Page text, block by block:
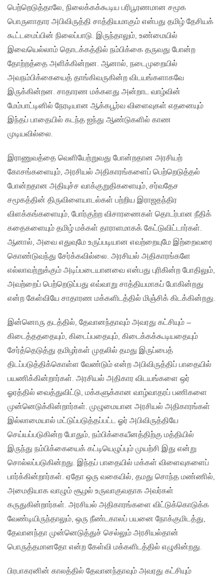
பெற்றெடுத்தாலே, நிலைக்கக்கூடிய பரிபூரணமான சமூக
பொருளாதார அபிவிருத்தி சாத்தியமாகும் என்பது தமிழ் தேசியக்
கூட்டமைப்பின் நிலைப்பாடு. இருந்தாலும், உண்மையில்
இவையெல்லாம் தொடக்கத்தில் நம்பிக்கை தருவது போன்ற
தோற்றத்தை அளிக்கின்றன. ஆனால், நடைமுறையில்
அவநம்பிக்கையைத் தாங்கிவருகின்ற விடயங்களாகவே
இருக்கின்றன. சாதாரண மக்களது அன்றாட வாழ்வின்
மேம்பாட்டினில் நேரடியான ஆக்கபூர்வ விளைவுகள் எதனையும்
இந்தப் பாதையில் கடந்த ஐந்து ஆண்டுகளில் காண
முடியவில்லை.
இராணுவத்தை வெளியேற்றுவது போன்றதான அரசியற்
கோசங்களையும், அரசியல் அதிகாரங்களைப் பெற்றெடுத்தல்
போன்றதான அதியுச்ச வாக்குறுதிகளையும், சர்வதேச
சமூகத்தின் திருவிளையாடல்கள் பற்றிய இராஜதந்திர
விளக்கங்களையும், போர்குற்ற விசாரணைகள் தொடர்பான நீதிக்
கதைகளையும் தமிழ் மக்கள் தாராளமாகக் கேட்டுவிட்டார்கள்.
ஆனால், அவை எதுவுமே உருப்படியான எவற்றையுமே இற்றைவரை
கொண்டுவந்து சேர்க்கவில்லை. அரசியல் அதிகாரங்களே
எல்லாவற்றுக்கும் அடிப்படையானவை என்பது புரிகின்ற போதிலும்,
அவற்றைப் பெற்றெடுப்பது எவ்வாறு சாத்தியமாகப் போகின்றது
என்ற கேள்வியே சாதாரண மக்களிடத்தில் மிஞ்சிக் கிடக்கின்றது.
இன்னொரு தடத்தில், தேவானந்தாவும் அவரது கட்சியும் –
கிடைத்தததையும், கிடைப்பதையும், கிடைக்கக்கூடியதையும்
சேர்த்தெடுத்து தமிழர்கள் முதலில் தமது இருப்பைத்
திடப்படுத்திக்கொள்ள வேண்டும் என்ற அபிவிருத்திப் பாதையில்
பயணிக்கின்றார்கள். அரசியல் அதிகார விடயங்களை ஒர்
ஓரத்தில் வைத்துவிட்டு, மக்களுக்கான வாழ்வாதரப் பணிகளை
முன்னெடுக்கின்றார்கள். முழுமையான அரசியல் அதிகாரங்கள்
இல்லாமையால் மட்டுப்படுத்தப்பட்ட ஓர் அபிவிருத்தியே
செய்யப்படுகின்ற போதும், நம்பிக்கையீனத்திற்கு மத்தியில்
இருந்து நம்பிக்கையைக் கட்டியெழுப்பும் முயற்சி இது என்று
சொல்லப்படுகின்றது. இந்தப் பாதையில் மக்கள் விளைவுகளைப்
பார்க்கின்றார்கள். ஏதோ ஒரு வகையில், தமது சொந்த மண்ணில்,
அமைதியாக வாழும் சூழல் உருவாகுவதாக அவர்கள்
கருதுகின்றார்கள். அரசியல் அதிகாரங்களை விட்டுக்கொடுக்க
வேண்டியிருந்தாலும், ஒரு நீண்டகாலப் பயனை நோக்குமிடத்து,
தேவானந்தா முன்னெடுத்துச் செல்லும் அரசியல்தான்
பொருத்தமானதோ என்ற கேள்வி மக்களிடத்தில் எழுகின்றது.
பிரபாகரனின் காலத்தில் தேவானந்தாவும் அவரது கட்சியும்